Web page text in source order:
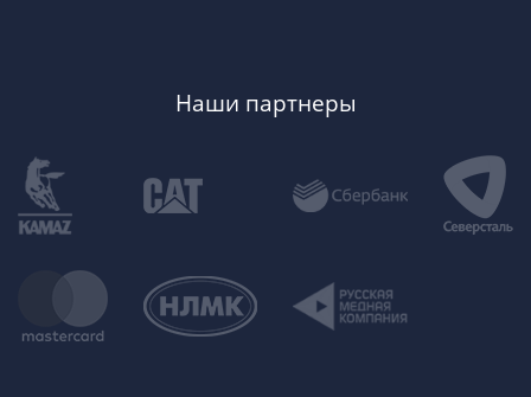
Наши партнеры